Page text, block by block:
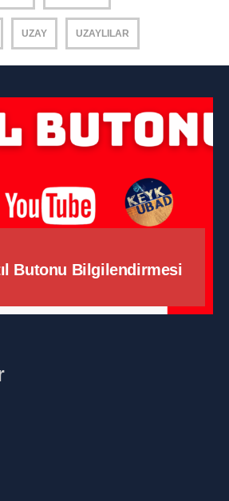
UZAY UZAYLILAR
Butonu Bilgilendirmesi